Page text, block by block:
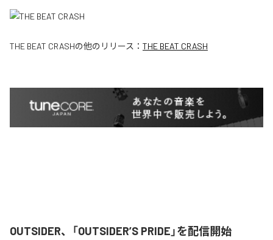
THE BEAT CRASHの他のリリース： THE BEAT CRASH
OUTSIDER、「OUTSIDER’S PRIDE」を配信開始